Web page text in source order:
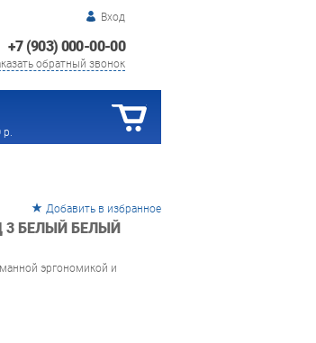
Вход
+7 (903) 000-00-00
обратный звонок
р.
Добавить в избранное
БЕЛЫЙ БЕЛЫЙ
эргономикой и